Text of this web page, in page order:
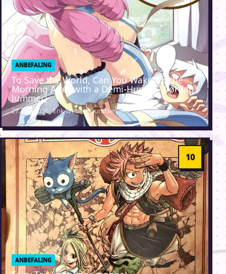
ANBEFALING
To Save the World, Can You Wake Up the
Morning After with a Demi-Human? (lørdags
lummer)
27. juni 2026 · Erik Weber-Lauridsen
ANBEFALING